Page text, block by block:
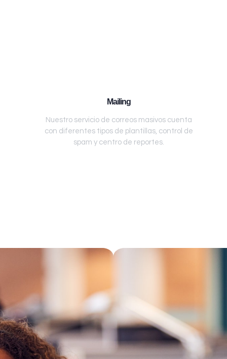
Mailing
Nuestro servicio de correos masivos cuenta
con diferentes tipos de plantillas, control de
spam y centro de reportes.